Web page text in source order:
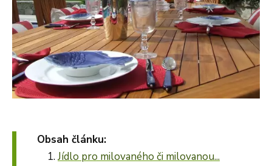
Obsah článku:
Jídlo pro milovaného či milovanou...